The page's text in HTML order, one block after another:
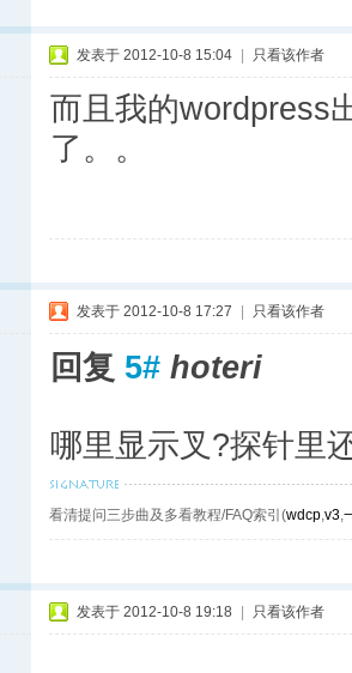
发表于 2012-10-8 15:04 只看该作者
而且我的wordpress
了。。
发表于 2012-10-8 17:27 只看该作者
回复 5# hoteri
哪里显示叉?探针里
看清提问三步曲及多看教程/FAQ索引(wdcp,v3,
发表于 2012-10-8 19:18 只看该作者